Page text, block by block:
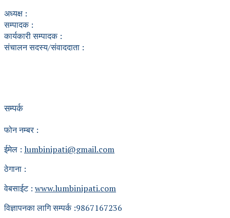
अध्यक्ष :
सम्पादक :
कार्यकारी सम्पादक :
संचालन सदस्य/संवाददाता :
सम्पर्क
फोन नम्बर :
ईमेल : lumbinipati@gmail.com
ठेगाना :
वेबसाईट : www.lumbinipati.com
विज्ञापनका लागि सम्पर्क :9867167236